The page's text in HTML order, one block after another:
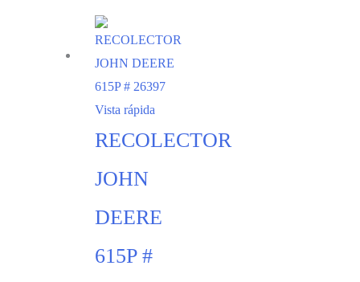
Vista rápida
RECOLECTOR
JOHN
DEERE
615P #